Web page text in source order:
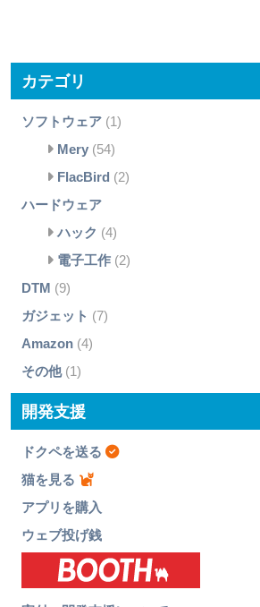
カテゴリ
ソフトウェア(1)
Mery(54)
FlacBird (2)
ハードウェア
ハック (4)
電子工作(2)
DTM (9)
ガジェット (7)
Amazon(4)
その他(1)
開発支援
ドクペを送る
猫を見る
アプリを購入
ウェブ投げ銭